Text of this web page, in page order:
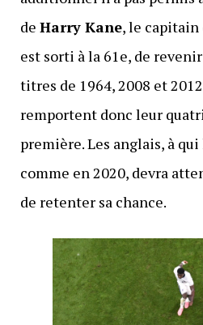
de Harry Kane, le capitain
est sorti à la 61e, de
titres de 1964, 2008 et
remportent donc leur
première. Les anglais, à
comme en 2020, devra
de retenter sa chance.